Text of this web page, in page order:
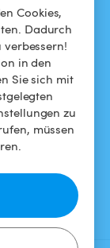
Cookies,
Dadurch
verbessern!
in den
Sie sich mit
zu
müssen
vermieten